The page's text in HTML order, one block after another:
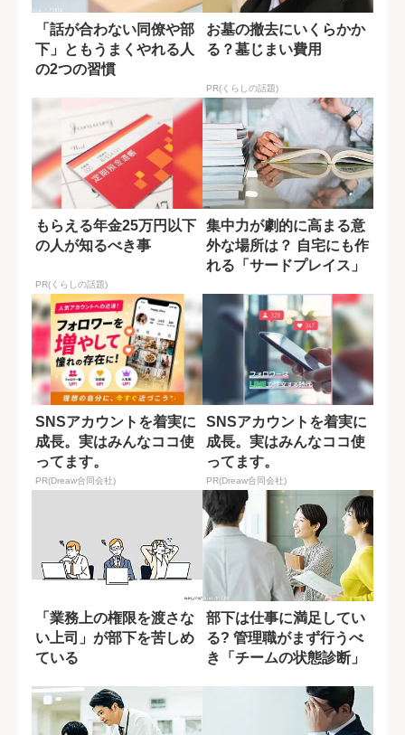
「話が合わない同僚や部
下」ともうまくやれる人
の2つの習慣
お墓の撤去にいくらかか
る？墓じまい費用
PR(くらしの話題)
もらえる年金25万円以下
の人が知るべき事
PR(くらしの話題)
集中力が劇的に高まる意
外な場所は？ 自宅にも作
れる「サードプレイス」
SNSアカウントを着実に
成長。実はみんなココ使
ってます。
PR(Dreaw合同会社)
SNSアカウントを着実に
成長。実はみんなココ使
ってます。
PR(Dreaw合同会社)
「業務上の権限を渡さな
い上司」が部下を苦しめ
ている
部下は仕事に満足してい
る? 管理職がまず行うべ
き「チームの状態診断」